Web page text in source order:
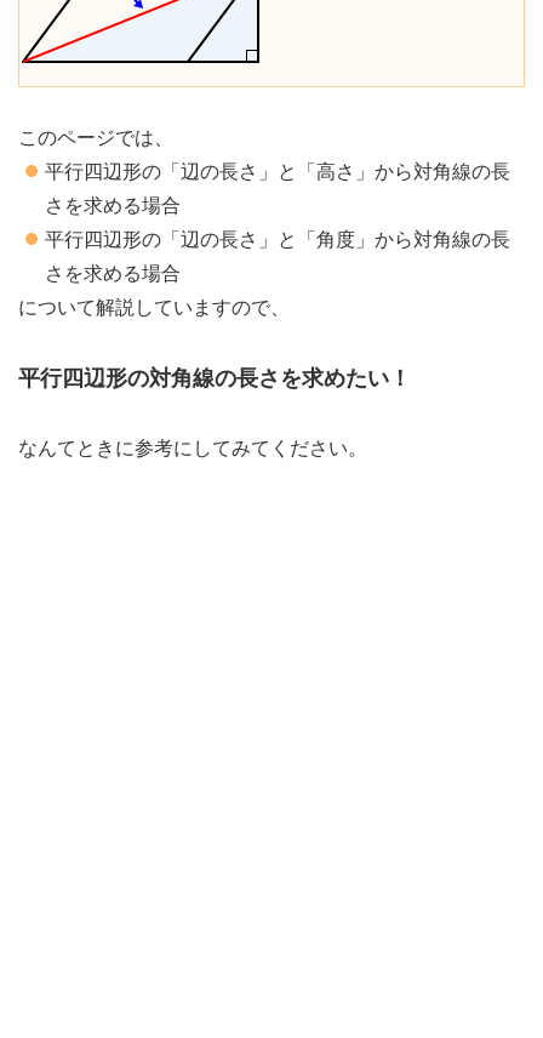
このページでは、
平行四辺形の「辺の長さ」と「高さ」から対角線の長
さを求める場合
平行四辺形の「辺の長さ」と「角度」から対角線の長
さを求める場合
について解説していますので、
平行四辺形の対角線の長さを求めたい！
なんてときに参考にしてみてください。